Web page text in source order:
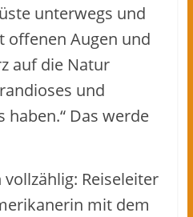
unterwegs und
offenen Augen und
auf die Natur
und
haben.“ Das werde
Reiseleiter
mit dem